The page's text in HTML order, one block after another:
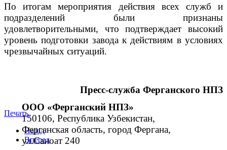
По итогам мероприятия действия всех служб и
подразделений были признаны
удовлетворительными, что подтверждает высокий
уровень подготовки завода к действиям в условиях
чрезвычайных ситуаций.
Пресс-служба Ферганского НПЗ
Печать
Назад
Вперед
ООО «Ферганский НПЗ»
150106, Республика Узбекистан,
Ферганская область, город Фергана,
ул.Саноат 240